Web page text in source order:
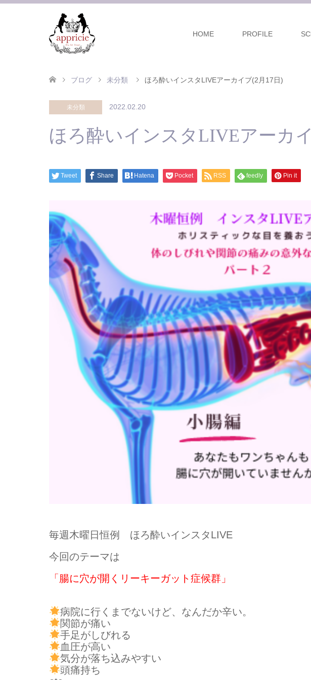
HOME PROFILE
ブログ 未分類 ほろ酔いインスタLIVEアーカイブ(2月17日)
未分類 2022.02.20
ほろ酔いインスタLIVEアーカ
Tweet Share Hatena Pocket RSS feedly Pin it
毎週木曜日恒例 ほろ酔いインスタLIVE
今回のテーマは
「腸に穴が開くリーキーガット症候群」
病院に行くまでないけど、なんだか辛い。
関節が痛い
手足がしびれる
血圧が高い
気分が落ち込みやすい
頭痛持ち